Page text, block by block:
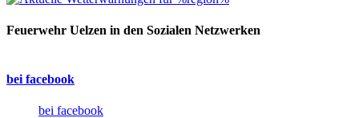
Feuerwehr Uelzen in den Sozialen Netzwerken
bei facebook
bei facebook